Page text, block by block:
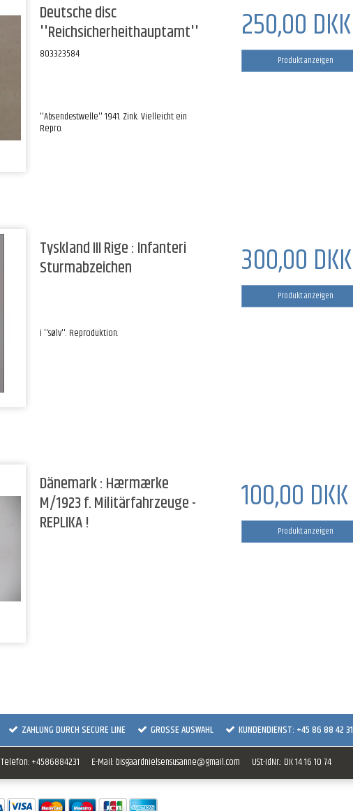
Deutsche disc
''Reichsicherheithauptamt''
803323584
''Absendestwelle'' 1941. Zink. Vielleicht ein
Repro.
250,00 DKK
Produkt anzeigen
Tyskland III Rige : Infanteri
Sturmabzeichen
i ''sølv''. Reproduktion.
300,00 DKK
Produkt anzeigen
Dänemark : Hærmærke
M/1923 f. Militärfahrzeuge -
REPLIKA !
100,00 DKK
Produkt anzeigen
ZAHLUNG DURCH SECURE LINE GROSSE AUSWAHL KUNDENDIENST: +45 86 88 42 31
Telefon: +4586884231 E-Mail: bisgaardnielsensusanne@gmail.com USt-IdNr.: DK 14 16 10 74